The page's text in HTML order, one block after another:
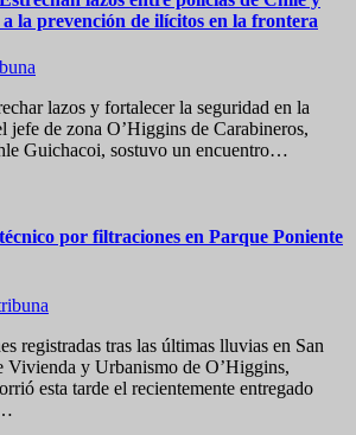
la prevención de ilícitos en la frontera
lazos y fortalecer la seguridad en la
jefe de zona O’Higgins de Carabineros,
Guichacoi, sostuvo un encuentro…
por filtraciones en Parque Poniente
registradas tras las últimas lluvias en San
Vivienda y Urbanismo de O’Higgins,
esta tarde el recientemente entregado